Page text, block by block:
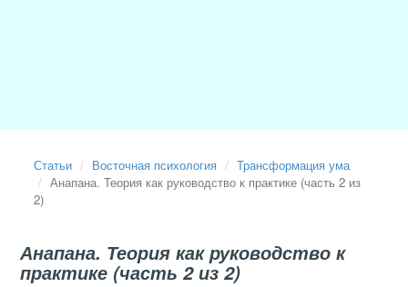
Статьи Восточная психология
Трансформация ума
Анапана. Теория как руководство к практике (часть 2 из
2)
Анапана. Теория как руководство к
практике (часть 2 из 2)